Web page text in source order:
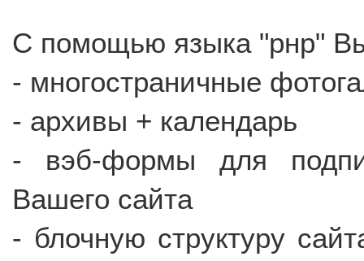
С помощью языка "рнр"
- многостраничные
- архивы + календарь
- вэб-формы для
Вашего сайта
- блочную структуру